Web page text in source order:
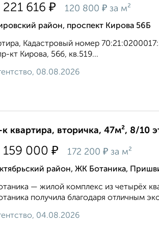
221 616 ₽ 120 800 ₽ за м²
район, проспект Кирова 56Б
Кадастровый номер
кт Кирова, 56б, кв.519...
08.08.2026
к квартира, вторичка, 47м², 8/10
159 000 ₽ 172 200 ₽ за м²
район, ЖК Ботаника,
— жилой комплекс из четырёх
получила благодаря отличным
04.08.2026